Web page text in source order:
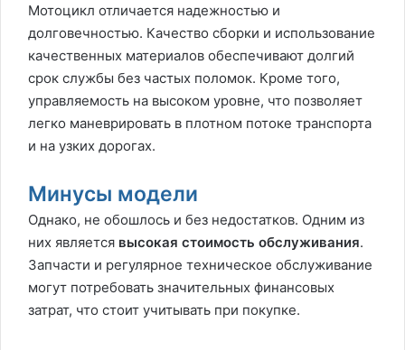
Мотоцикл отличается надежностью и
долговечностью. Качество сборки и использование
качественных материалов обеспечивают долгий
срок службы без частых поломок. Кроме того,
управляемость на высоком уровне, что позволяет
легко маневрировать в плотном потоке транспорта
и на узких дорогах.
Минусы модели
Однако, не обошлось и без недостатков. Одним из
них является высокая стоимость обслуживания.
Запчасти и регулярное техническое обслуживание
могут потребовать значительных финансовых
затрат, что стоит учитывать при покупке.